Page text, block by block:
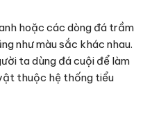
hoặc các dòng đá trầm
như màu sắc khác nhau.
ta dùng đá cuội để làm
thuộc hệ thống tiểu